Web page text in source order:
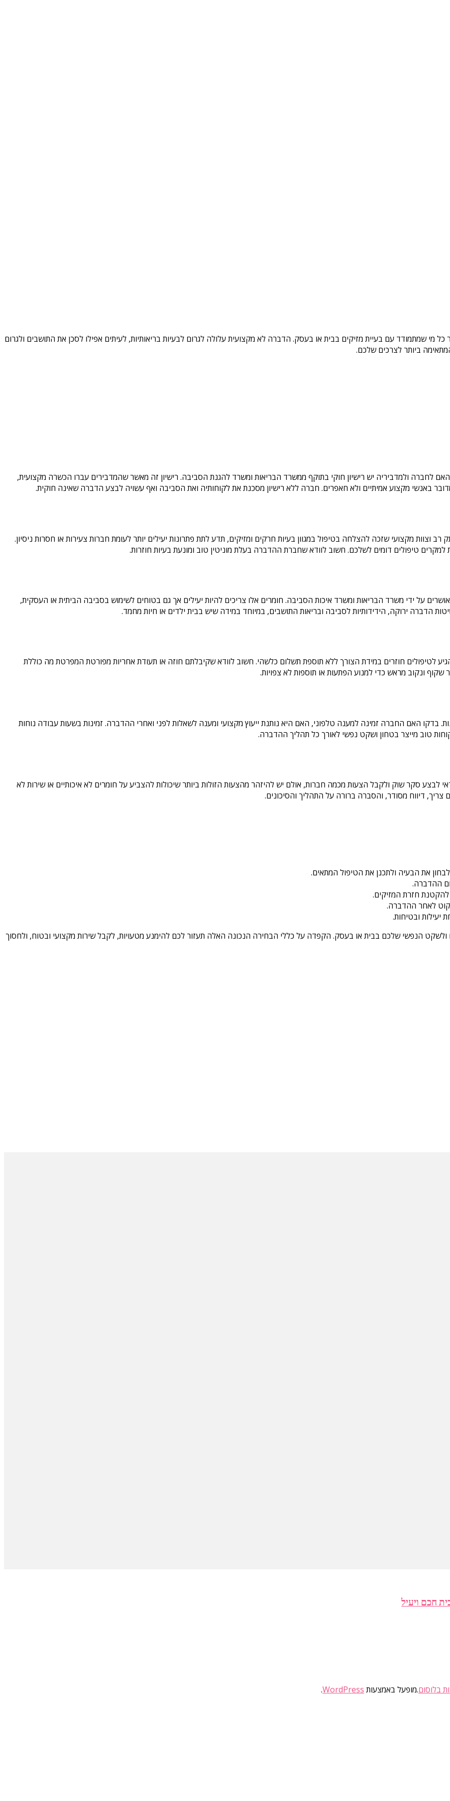
שמתמודד עם בעיית מזיקים בבית או בעסק. הדברה לא מקצועית עלולה לגרום לבעיות בריאותיות, לעיתים אפילו לסכן את התושבים ולגרום
ביותר לצרכים שלכם.
לחברה ולמדביריה יש רישיון חוקי בתוקף ממשרד הבריאות ומשרד להגנת הסביבה. רישיון זה מאשר שהמדבירים עברו הכשרה מקצועית,
באנשי מקצוע אמיתיים ולא חאפרים. חברה ללא רישיון מסכנת את לקוחותיה ואת הסביבה ואף עשויה לבצע הדברה שאינה חוקית.​
מקצועי שזכה להצלחה בטיפול במגוון בעיות חרקים ומזיקים, תדע לתת פתרונות יעילים יותר לעומת חברות צעירות או חסרות ניסיון.
טיפולים דומים לשלכם. חשוב לוודא שחברת ההדברה בעלת מוניטין טוב ומונעת בעיות חוזרות.​
על ידי משרד הבריאות ומשרד איכות הסביבה. חומרים אלו צריכים להיות יעילים אך גם בטוחים לשימוש בסביבה הביתית או העסקית,
הדברה ירוקה, הידידותיות לסביבה ובריאות התושבים, במיוחד במידה שיש בבית ילדים או חיות מחמד.​
לטיפולים חוזרים במידת הצורך ללא תוספת תשלום כלשהי. חשוב לוודא שקיבלתם חוזה או תעודת אחריות מפורטת המפרטת מה כוללת
ונקוב מראש כדי למנוע הפתעות או תוספות לא צפויות.​
בדקו האם החברה זמינה למענה טלפוני, האם היא נותנת ייעוץ מקצועי ומענה לשאלות לפני ואחרי ההדברה. זמינות בשעות עבודה נוחות
טוב מייצר בטחון ושקט נפשי לאורך כל תהליך ההדברה.​
סקר שוק ולקבל הצעות מכמה חברות, אולם יש להיזהר מהצעות הזולות ביותר שיכולות להצביע על חומרים לא איכותיים או שירות לא
דיווח מסודר, והסברה ברורה על התהליך והסיכונים.​
את הבעיה ולתכנן את הטיפול המתאים.
ההדברה.
חזרת המזיקים.
לאחר ההדברה.
ובטיחות.
הנפשי שלכם בבית או בעסק. הקפדה על כללי הבחירה הנכונה האלה תעזור לכם להימנע מטעויות, לקבל שירות מקצועי ובטוח, ולחסוך
בלוסום.מופעל באמצעות WordPress
.